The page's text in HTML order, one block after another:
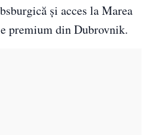
și acces la Marea
premium din Dubrovnik.